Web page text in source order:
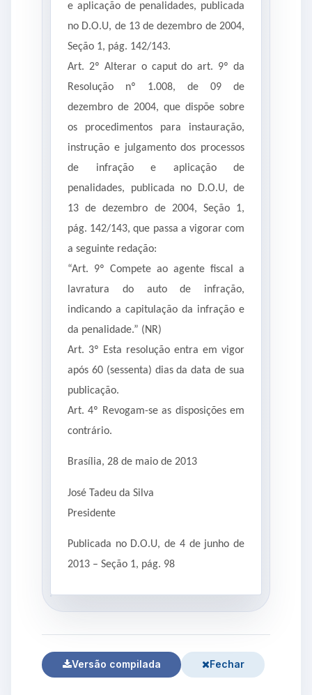
e aplicação de penalidades, publicada
no D.O.U, de 13 de dezembro de 2004,
Seção 1, pág. 142/143.
Art. 2º Alterar o caput do art. 9º da
Resolução nº 1.008, de 09 de
dezembro de 2004, que dispõe sobre
os procedimentos para instauração,
instrução e julgamento dos processos
de infração e aplicação de
penalidades, publicada no D.O.U, de
13 de dezembro de 2004, Seção 1,
pág. 142/143, que passa a vigorar com
a seguinte redação:
“Art. 9º Compete ao agente fiscal a
lavratura do auto de infração,
indicando a capitulação da infração e
da penalidade.” (NR)
Art. 3º Esta resolução entra em vigor
após 60 (sessenta) dias da data de sua
publicação.
Art. 4º Revogam-se as disposições em
contrário.
Brasília, 28 de maio de 2013
José Tadeu da Silva
Presidente
Publicada no D.O.U, de 4 de junho de
2013 – Seção 1, pág. 98
Versão compilada Fechar